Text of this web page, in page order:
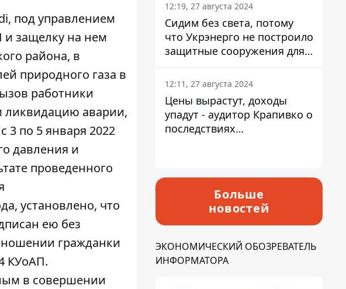
под управлением
и защелку на нем
района, в
природного газа в
работники
ликвидацию аварии,
3 по 5 января 2022
давления и
проведенного
установлено, что
ею без
гражданки
КУоАП.
в совершении
12:19, 27 августа 2024
Сидим без света, потому
что Укрэнерго не построило
защитные сооружения для
энергетики - нардеп
Кучеренко
12:11, 27 августа 2024
Цены вырастут, доходы
упадут - аудитор Крапивко о
последствиях
Больше
новостей
ЭКОНОМИЧЕСКИЙ ОБОЗРЕВАТЕЛЬ
ИНФОРМАТОРА